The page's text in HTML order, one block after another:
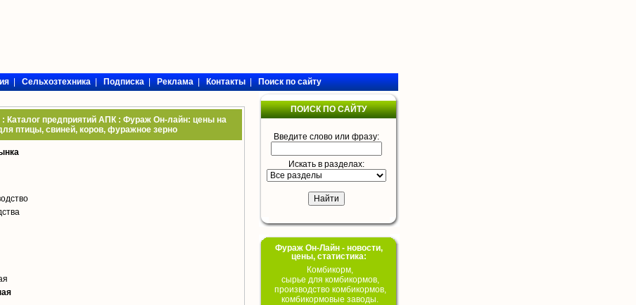
|Сельхозтехника|Подписка|Реклама|Контакты|Поиск по сайту
Каталог предприятий АПК : Фураж Он-лайн: цены на
птицы, свиней, коров, фуражное зерно
ПОИСК ПО САЙТУ
Введите слово или фразу:
Искать в разделах:
Фураж Он-Лайн - новости,
цены, статистика:
Комбикорм,
сырье для комбикормов,
производство комбикормов,
комбикормовые заводы.